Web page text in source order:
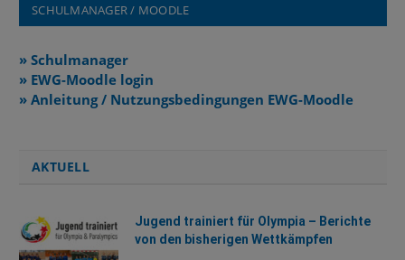
SCHULMANAGER / MOODLE
» Schulmanager
» EWG-Moodle login
» Anleitung / Nutzungsbedingungen EWG-Moodle
AKTUELL
Jugend trainiert für Olympia – Berichte
von den bisherigen Wettkämpfen